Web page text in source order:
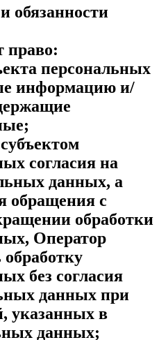
обязанности
право:
персональных
информацию и/
согласия на
данных, а
обращения с
обработки
Оператор
без согласия
данных при
указанных в
данных;